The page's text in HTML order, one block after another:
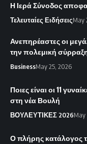
Η Ιερά Σύνοδος
Τελευταίες ΕιδήσειςMay
Ανεπηρέαστες οι
την πολεμική
BusinessMay 25, 2026
Ποιες είναι οι 11
στη νέα Βουλή
ΒΟΥΛΕΥΤΙΚΕΣ 2026May
Ο πλήρης κατάλογος